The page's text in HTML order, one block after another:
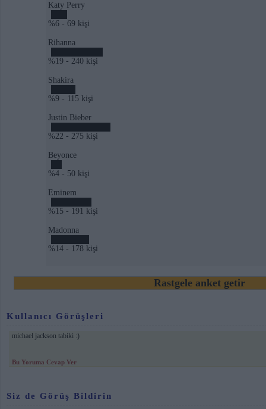
Katy Perry
%6 - 69 kişi
Rihanna
%19 - 240 kişi
Shakira
%9 - 115 kişi
Justin Bieber
%22 - 275 kişi
Beyonce
%4 - 50 kişi
Eminem
%15 - 191 kişi
Madonna
%14 - 178 kişi
Rastgele anket getir
Kullanıcı Görüşleri
michael jackson tabiki :)
Bu Yoruma Cevap Ver
Siz de Görüş Bildirin